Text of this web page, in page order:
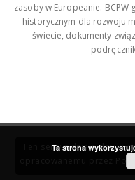
zasoby w Europeanie.
historycznym dla rozwoju
świecie, dokumenty
Ten serwis działa dzięki
Ta strona